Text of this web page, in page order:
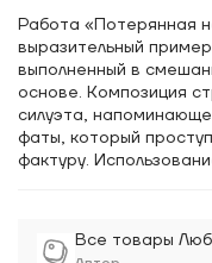
Все товары
Работа «Потерянная
выразительный
выполненный в
основе. Композиция
силуэта,
фаты, который
фактуру.
археологической
напрямую отсылает к